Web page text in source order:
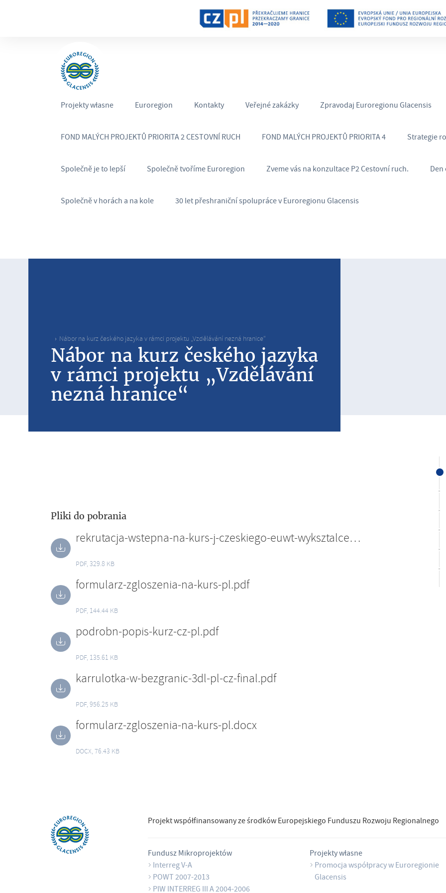
Projekty własne Euroregion Kontakty Veřejné zakázky Zpravodaj Euroregionu Glacensis
FOND MALÝCH PROJEKTŮ PRIORITA 2 CESTOVNÍ RUCH FOND MALÝCH PROJEKTŮ PRIORITA 4 Strategie
Společně je to lepší Společně tvoříme Euroregion Zveme vás na konzultace P2 Cestovní ruch.
Společně v horách a na kole 30 let přeshraniční spolupráce v Euroregionu Glacensis
Nábor na kurz českého jazyka v rámci projektu „Vzdělávání nezná hranice“
Nábor na kurz českého jazyka
v rámci projektu „Vzdělávání
nezná hranice“
Pliki do pobrania
rekrutacja-wstepna-na-kurs-j-czeskiego-euwt-wyksztalcenie-.pdf
PDF, 329.8 KB
formularz-zgloszenia-na-kurs-pl.pdf
PDF, 144.44 KB
podrobn-popis-kurz-cz-pl.pdf
PDF, 135.61 KB
karrulotka-w-bezgranic-3dl-pl-cz-final.pdf
PDF, 956.25 KB
formularz-zgloszenia-na-kurs-pl.docx
DOCX, 76.43 KB
Projekt współfinansowany ze środków Europejskiego Funduszu Rozwoju Regionalnego
Fundusz Mikroprojektów
Interreg V-A
POWT 2007-2013
PIW INTERREG III A 2004-2006
Projekty własne
Promocja współpracy w Euroregionie
Glacensis